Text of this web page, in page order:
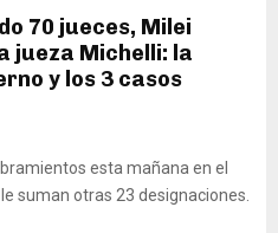
70 jueces, Milei
jueza Michelli: la
y los 3 casos
esta mañana en el
suman otras 23 designaciones.